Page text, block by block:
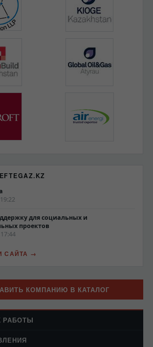
КОМПАНИЮ В КАТАЛОГ
РАБОТЫ
для социальных и
проектов
САЙТА